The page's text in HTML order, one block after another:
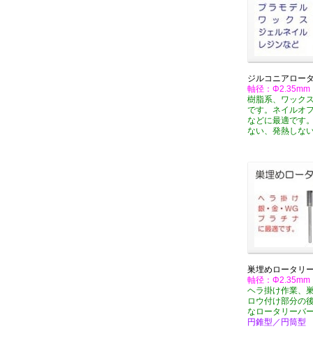
ジルコニアロー
軸径：Φ2.35mm
樹脂系、ワック
です。ネイルオ
などに最適です
ない、発熱しな
巣埋めロータリ
軸径：Φ2.35mm
ヘラ掛け作業、
ロウ付け部分の
なロータリーバ
円錐型／円筒型